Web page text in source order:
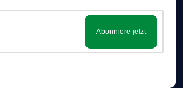
Abonniere jetzt